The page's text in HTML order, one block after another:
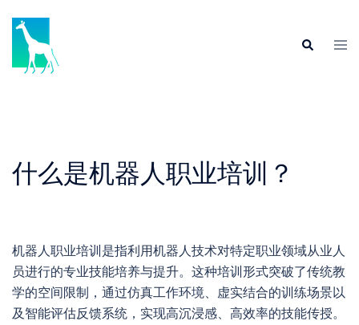
content
Search
什么是机器人职业培训？
机器人职业培训是指利用机器人技术对特定职业领域从业人
员进行的专业技能培养与提升。这种培训形式突破了传统教
学的空间限制，通过仿真工作环境、虚实结合的训练场景以
及智能评估反馈系统，实现高沉浸感、高效率的技能传授。